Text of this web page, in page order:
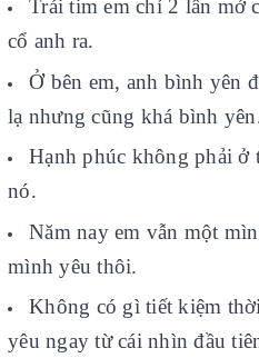
Trái tim em chỉ 2 lần mở
cổ anh ra.
Ở bên em, anh bình yên
lạ nhưng cũng khá bình
Hạnh phúc không phải ở
nó.
Năm nay em vẫn một
mình yêu thôi.
Không có gì tiết kiệm
yêu ngay từ cái nhìn đầu